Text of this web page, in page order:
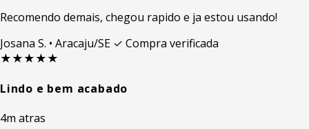
Recomendo demais, chegou rapido e ja estou usando!
Josana S. • Aracaju/SE ✓ Compra verificada
★★★★★
Lindo e bem acabado
4m atras